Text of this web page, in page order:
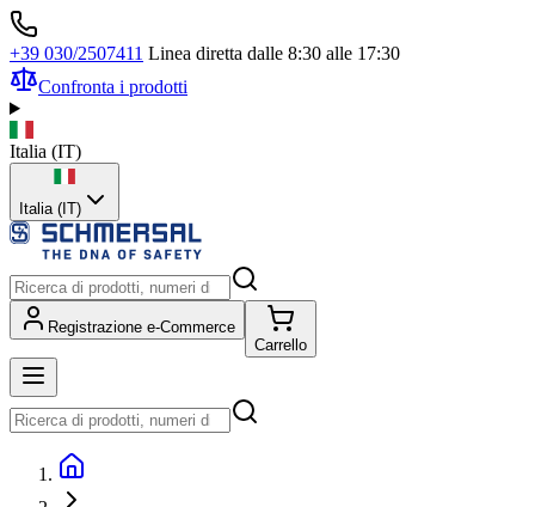
+39 030/2507411 Linea diretta dalle 8:30 alle 17:30
Confronta i prodotti
Italia (IT)
Italia (IT)
Registrazione e-Commerce
Carrello